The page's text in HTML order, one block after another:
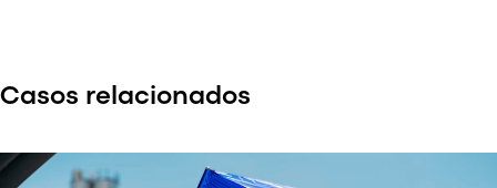
Casos relacionados